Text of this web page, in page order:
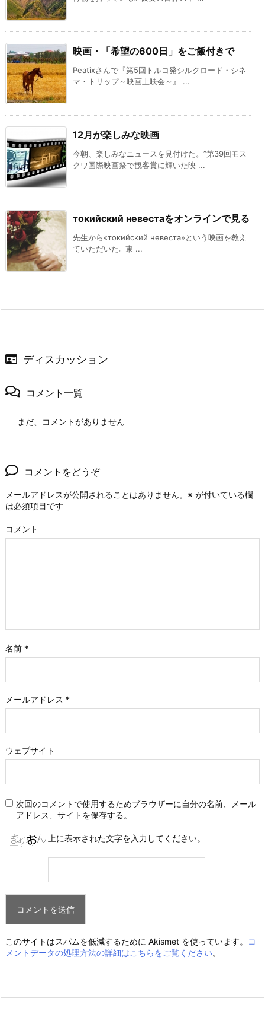
映画・「希望の600日」をご飯付きで
Peatixさんで『第5回トルコ発シルクロード・シネ
マ・トリップ～映画上映会～』 ...
12月が楽しみな映画
今朝、楽しみなニュースを見付けた。”第39回モス
クワ国際映画祭で観客賞に輝いた映 ...
токийский невестаをオンラインで見る
先生から«токийский невеста»という映画を教え
ていただいた｡ 東 ...
ディスカッション
コメント一覧
まだ、コメントがありません
コメントをどうぞ
メールアドレスが公開されることはありません。 ※ が付いている欄
は必須項目です
コメント
名前 *
メールアドレス *
ウェブサイト
次回のコメントで使用するためブラウザーに自分の名前、メール
アドレス、サイトを保存する。
上に表示された文字を入力してください。
このサイトはスパムを低減するために Akismet を使っています。
コ
メントデータの処理方法の詳細はこちらをご覧ください。